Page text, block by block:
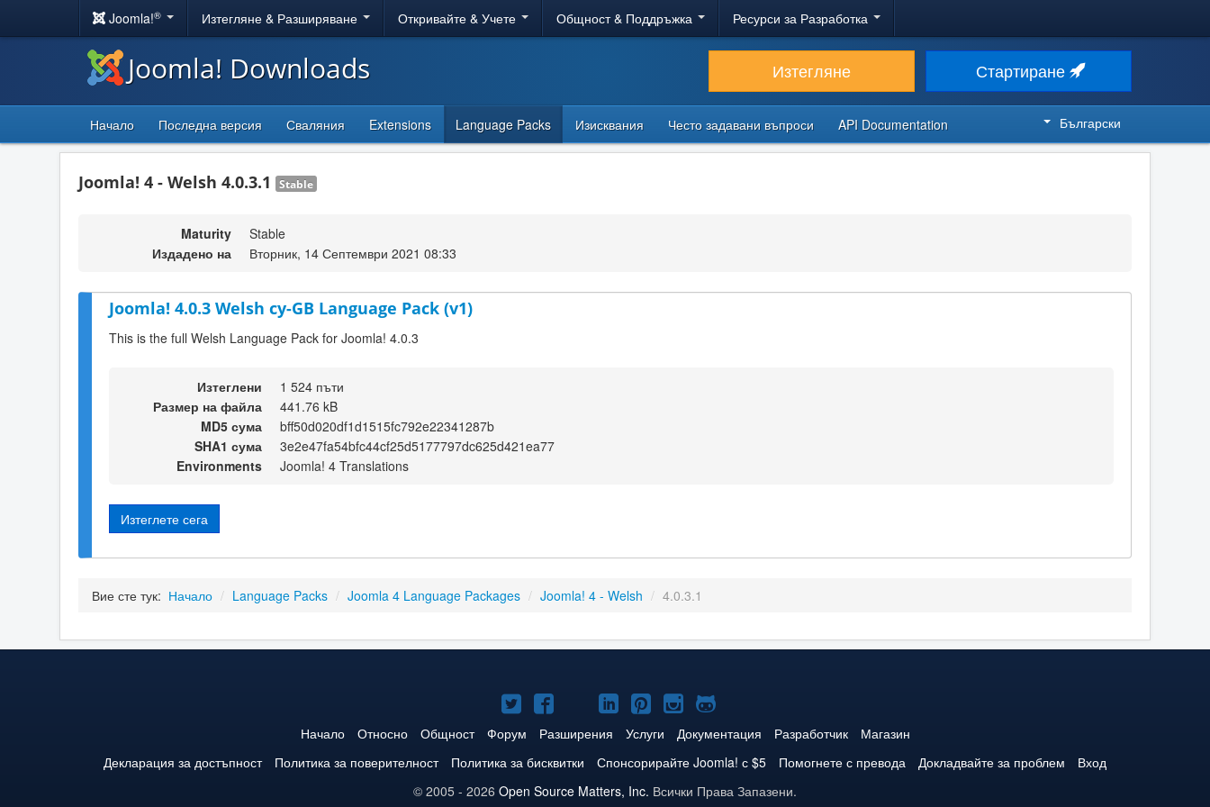
Joomla!® Изтегляне & Разширяване Откривайте & Учете Общност & Поддръжка Ресурси за Разработка
Joomla! Downloads Изтегляне Стартиране
Начало Последна версия Сваляния Extensions Language Packs Изисквания Често задавани въпроси API Documentation Български
Joomla! 4 - Welsh 4.0.3.1 Stable
Maturity
Stable
Издадено на
Вторник, 14 Септември 2021 08:33
Joomla! 4.0.3 Welsh cy-GB Language Pack (v1)
This is the full Welsh Language Pack for Joomla! 4.0.3
Изтеглени
1 524 пъти
Размер на файла
441.76 kB
MD5 сума
bff50d020df1d1515fc792e22341287b
SHA1 сума
3e2e47fa54bfc44cf25d5177797dc625d421ea77
Environments
Joomla! 4 Translations
Изтеглете сега
Вие сте тук: Начало / Language Packs / Joomla 4 Language Packages / Joomla! 4 - Welsh / 4.0.3.1
Joomla!
в
Twitter
Joomla!
във
Facebook
Joomla!
в
YouTube
Joomla!
в
LinkedIn
Joomla!
в
Pinterest
Joomla!
в
Instagram
Joomla!
в
GitHub
Начало Относно Общност Форум Разширения Услуги Документация Разработчик
Магазин
Декларация за достъпност
Политика за поверителност Политика за бисквитки Спонсорирайте Joomla! с $5 Помогнете с превода Докладвайте за проблем
Вход
© 2005 - 2026 Open Source Matters, Inc. Всички Права Запазени.